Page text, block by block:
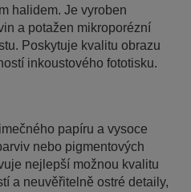
halidem. Je vyroben
a potažen mikroporézní
Poskytuje kvalitu obrazu
inkoustového fototisku.
papíru a vysoce
nebo pigmentových
nejlepší možnou kvalitu
a neuvěřitelně ostré detaily,